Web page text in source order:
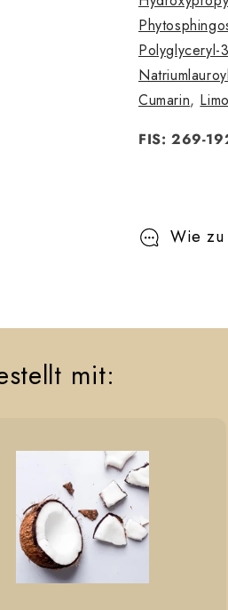
n
t
Polyglyceryl-
Cumarin,
FIS: 269-
Wie zu
mit: